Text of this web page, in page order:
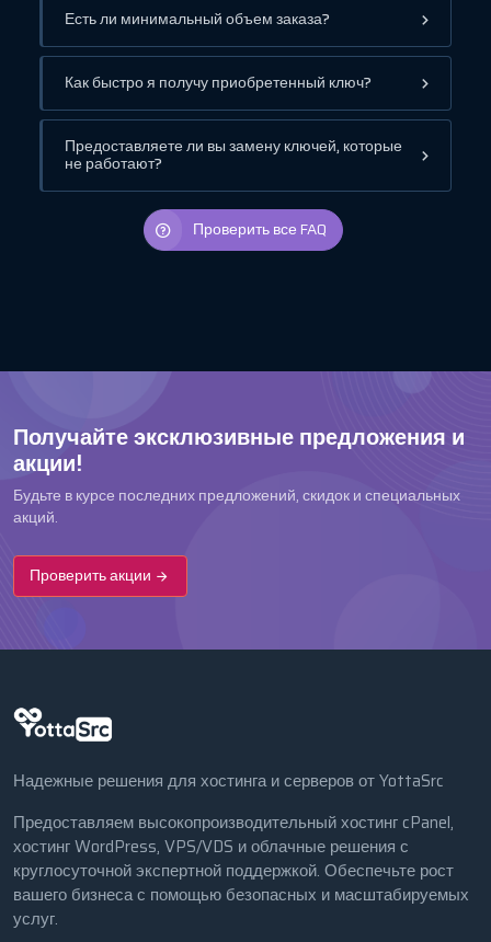
Есть ли минимальный объем заказа?
Как быстро я получу приобретенный ключ?
Предоставляете ли вы замену ключей, которые
не работают?
Проверить все FAQ
Получайте эксклюзивные предложения и
акции!
Будьте в курсе последних предложений, скидок и специальных
акций.
Проверить акции
Надежные решения для хостинга и серверов от YottaSrc
Предоставляем высокопроизводительный хостинг cPanel,
хостинг WordPress, VPS/VDS и облачные решения с
круглосуточной экспертной поддержкой. Обеспечьте рост
вашего бизнеса с помощью безопасных и масштабируемых
услуг.